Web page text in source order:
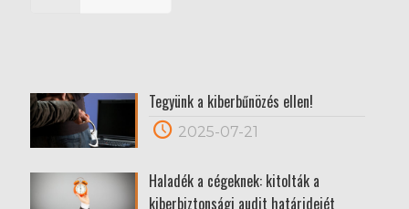
Tegyünk a kiberbűnözés ellen!
2025-07-21
Haladék a cégeknek: kitolták a
kiberbiztonsági audit határidejét